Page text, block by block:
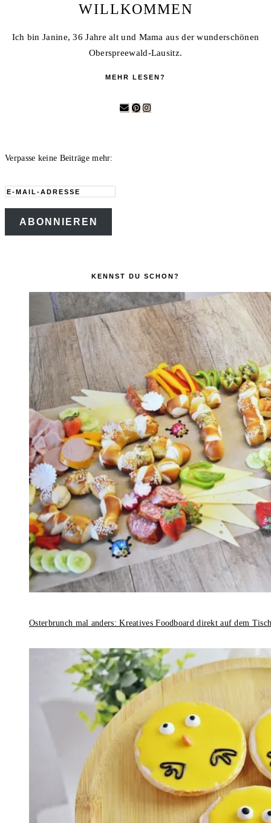
WILLKOMMEN
Ich bin Janine, 36 Jahre alt und Mama aus der wunderschönen
Oberspreewald-Lausitz.
MEHR LESEN?
Verpasse keine Beiträge mehr:
E-
Mail-
Adresse
ABONNIEREN
KENNST DU SCHON?
Osterbrunch mal anders: Kreatives Foodboard direkt auf dem